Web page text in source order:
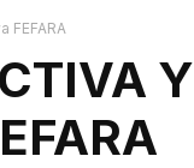
FEFARA
Y